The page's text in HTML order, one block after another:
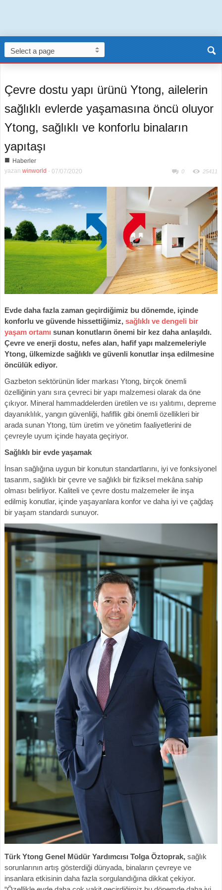
Çevre dostu yapı ürünü Ytong, ailelerin
sağlıklı evlerde yaşamasına öncü oluyor
Ytong, sağlıklı ve konforlu binaların
yapıtaşı
■ Haberler
yazan winworld - 07/07/2020 0 25411
Evde daha fazla zaman geçirdiğimiz bu dönemde, içinde
konforlu ve güvende hissettiğimiz, sağlıklı ve dengeli bir
yaşam ortamı sunan konutların önemi bir kez daha anlaşıldı.
Çevre ve enerji dostu, nefes alan, hafif yapı malzemeleriyle
Ytong, ülkemizde sağlıklı ve güvenli konutlar inşa edilmesine
öncülük ediyor.
Gazbeton sektörünün lider markası Ytong, birçok önemli
özelliğinin yanı sıra çevreci bir yapı malzemesi olarak da öne
çıkıyor. Mineral hammaddelerden üretilen ve ısı yalıtımı, depreme
dayanıklılık, yangın güvenliği, hafiflik gibi önemli özellikleri bir
arada sunan Ytong, tüm üretim ve yönetim faaliyetlerini de
çevreyle uyum içinde hayata geçiriyor.
Sağlıklı bir evde yaşamak
İnsan sağlığına uygun bir konutun standartlarını, iyi ve fonksiyonel
tasarım, sağlıklı bir çevre ve sağlıklı bir fiziksel mekâna sahip
olması belirliyor. Kaliteli ve çevre dostu malzemeler ile inşa
edilmiş konutlar, içinde yaşayanlara konfor ve daha iyi ve çağdaş
bir yaşam standardı sunuyor.
Türk Ytong Genel Müdür Yardımcısı Tolga Öztoprak, sağlık
sorunlarının artış gösterdiği dünyada, binaların çevreye ve
insanlara etkisinin daha fazla sorgulandığına dikkat çekiyor.